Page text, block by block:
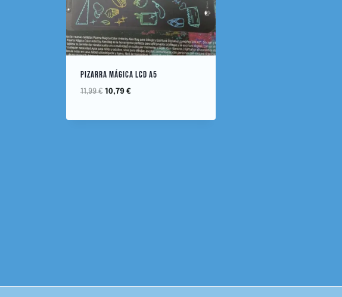
PIZARRA MÁGICA LCD A5
11,99€ 10,79 €